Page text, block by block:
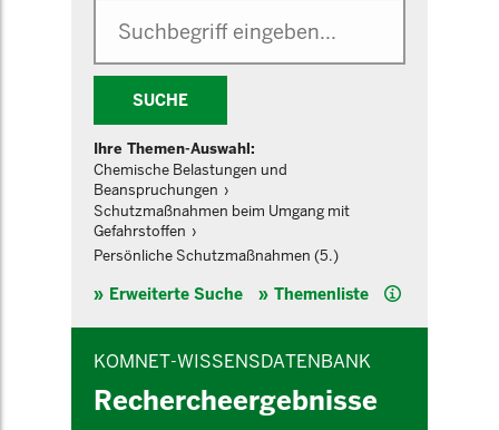
SUCHE
Ihre Themen-Auswahl:
Chemische Belastungen und
Beanspruchungen
Schutzmaßnahmen beim Umgang mit
Gefahrstoffen
Persönliche Schutzmaßnahmen (5.)
Erweiterte Suche Themenliste Hilfe
KOMNET-WISSENSDATENBANK
Rechercheergebnisse